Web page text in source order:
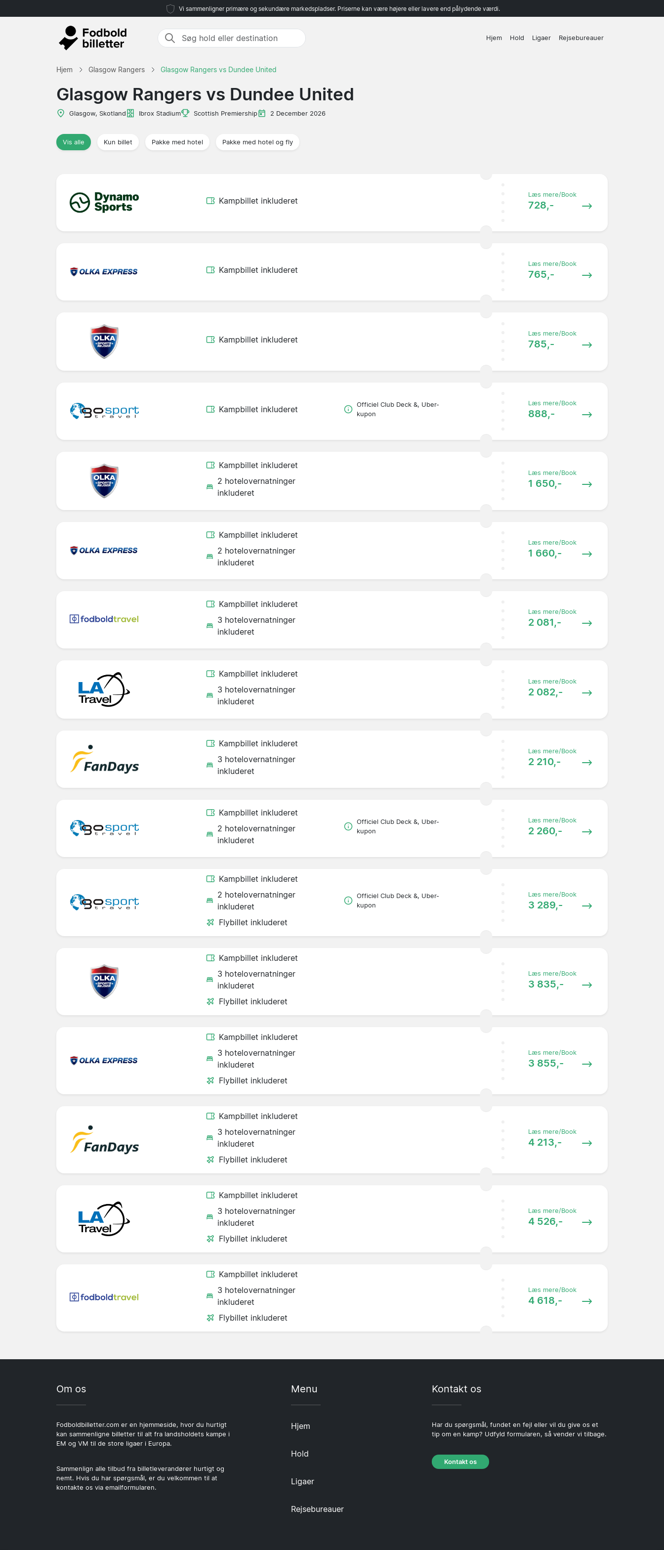
Vi sammenligner primære og sekundære markedspladser. Priserne kan være højere eller lavere end pålydende værdi.
Hjem Hold Ligaer Rejsebureauer
Hjem Glasgow Rangers Glasgow Rangers vs Dundee United
Glasgow Rangers vs Dundee United
Glasgow, Skotland Ibrox Stadium Scottish Premiership 2 December 2026
Vis alle Kun billet Pakke med hotel Pakke med hotel og fly
Kampbillet inkluderet
Læs mere/Book
728,-
Kampbillet inkluderet
Læs mere/Book
765,-
Kampbillet inkluderet
Læs mere/Book
785,-
Kampbillet inkluderet
Officiel Club Deck &, Uber-
kupon
Læs mere/Book
888,-
Kampbillet inkluderet
2 hotelovernatninger
inkluderet
Læs mere/Book
1 650,-
Kampbillet inkluderet
2 hotelovernatninger
inkluderet
Læs mere/Book
1 660,-
Kampbillet inkluderet
3 hotelovernatninger
inkluderet
Læs mere/Book
2 081,-
Kampbillet inkluderet
3 hotelovernatninger
inkluderet
Læs mere/Book
2 082,-
Kampbillet inkluderet
3 hotelovernatninger
inkluderet
Læs mere/Book
2 210,-
Kampbillet inkluderet
2 hotelovernatninger
inkluderet
Officiel Club Deck &, Uber-
kupon
Læs mere/Book
2 260,-
Kampbillet inkluderet
2 hotelovernatninger
inkluderet
Flybillet inkluderet
Officiel Club Deck &, Uber-
kupon
Læs mere/Book
3 289,-
Kampbillet inkluderet
3 hotelovernatninger
inkluderet
Flybillet inkluderet
Læs mere/Book
3 835,-
Kampbillet inkluderet
3 hotelovernatninger
inkluderet
Flybillet inkluderet
Læs mere/Book
3 855,-
Kampbillet inkluderet
3 hotelovernatninger
inkluderet
Flybillet inkluderet
Læs mere/Book
4 213,-
Kampbillet inkluderet
3 hotelovernatninger
inkluderet
Flybillet inkluderet
Læs mere/Book
4 526,-
Kampbillet inkluderet
3 hotelovernatninger
inkluderet
Flybillet inkluderet
Læs mere/Book
4 618,-
Om os
Fodboldbilletter.com er en hjemmeside, hvor du hurtigt
kan sammenligne billetter til alt fra landsholdets kampe i
EM og VM til de store ligaer i Europa.
Sammenlign alle tilbud fra billetleverandører hurtigt og
nemt. Hvis du har spørgsmål, er du velkommen til at
kontakte os via emailformularen.
Menu
Hjem
Hold
Ligaer
Rejsebureauer
Kontakt os
Har du spørgsmål, fundet en fejl eller vil du give os et
tip om en kamp? Udfyld formularen, så vender vi tilbage.
Kontakt os